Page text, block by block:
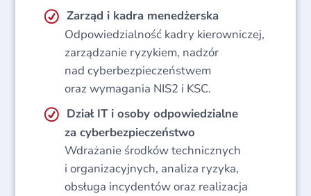
Zarząd i kadra menedżerska
Odpowiedzialność kadry kierowniczej,
zarządzanie ryzykiem, nadzór
nad cyberbezpieczeństwem
oraz wymagania NIS2 i KSC.
Dział IT i osoby odpowiedzialne
za cyberbezpieczeństwo
Wdrażanie środków technicznych
i organizacyjnych, analiza ryzyka,
obsługa incydentów oraz realizacja